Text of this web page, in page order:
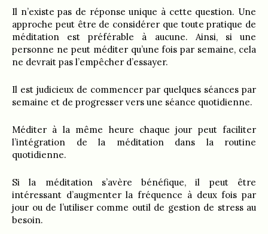
Il n’existe pas de réponse unique à cette question. Une
approche peut être de considérer que toute pratique de
méditation est préférable à aucune. Ainsi, si une
personne ne peut méditer qu’une fois par semaine, cela
ne devrait pas l’empêcher d’essayer.
Il est judicieux de commencer par quelques séances par
semaine et de progresser vers une séance quotidienne.
Méditer à la même heure chaque jour peut faciliter
l’intégration de la méditation dans la routine
quotidienne.
Si la méditation s’avère bénéfique, il peut être
intéressant d’augmenter la fréquence à deux fois par
jour ou de l’utiliser comme outil de gestion de stress au
besoin.